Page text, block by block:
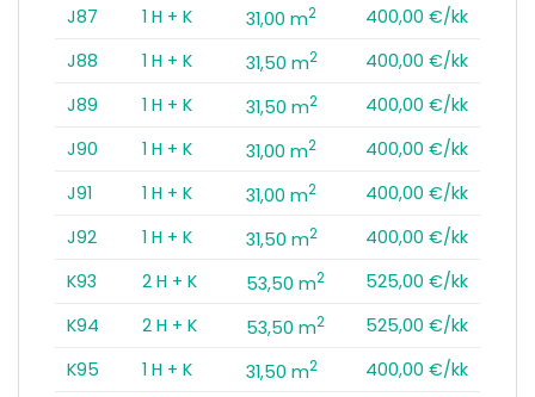
J87
1 H + K 31,00 m2
400,00 €/kk
J88
1 H + K 31,50 m2
400,00 €/kk
J89
1 H + K 31,50 m2
400,00 €/kk
J90
1 H + K 31,00 m2
400,00 €/kk
J91
1 H + K 31,00 m2
400,00 €/kk
J92
1 H + K 31,50 m2
400,00 €/kk
K93
2 H + K 53,50 m2
525,00 €/kk
K94
2 H + K 53,50 m2
525,00 €/kk
K95
1 H + K 31,50 m2
400,00 €/kk